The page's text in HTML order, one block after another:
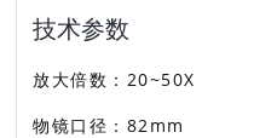
技术参数
放大倍数：20~50X
物镜口径：82mm